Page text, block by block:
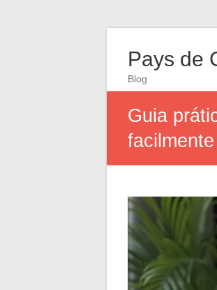
Pays de
Blog
Guia
facilmente